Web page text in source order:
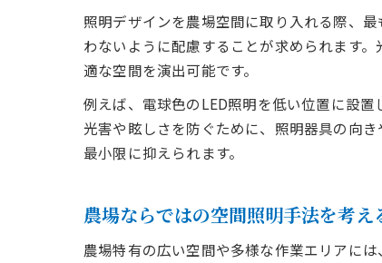
照明デザインを農場空間に取り入れる際、
わないように配慮することが求められます
適な空間を演出可能です。
例えば、電球色のLED照明を低い位置に設
光害や眩しさを防ぐために、照明器具の向
最小限に抑えられます。
農場ならではの空間照明手法を考え
農場特有の広い空間や多様な作業エリアに